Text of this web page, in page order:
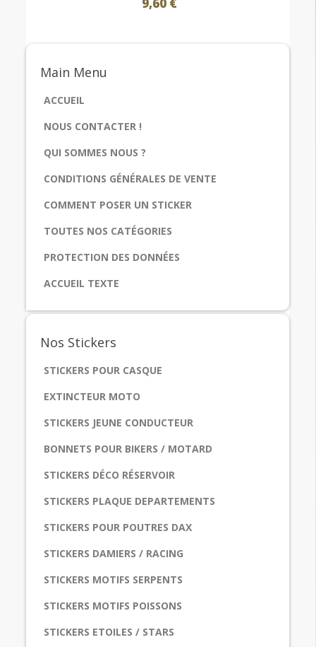
9,60 €
Main Menu
ACCUEIL
NOUS CONTACTER !
QUI SOMMES NOUS ?
CONDITIONS GÉNÉRALES DE VENTE
COMMENT POSER UN STICKER
TOUTES NOS CATÉGORIES
PROTECTION DES DONNÉES
ACCUEIL TEXTE
Nos Stickers
STICKERS POUR CASQUE
EXTINCTEUR MOTO
STICKERS JEUNE CONDUCTEUR
BONNETS POUR BIKERS / MOTARD
STICKERS DÉCO RÉSERVOIR
STICKERS PLAQUE DEPARTEMENTS
STICKERS POUR POUTRES DAX
STICKERS DAMIERS / RACING
STICKERS MOTIFS SERPENTS
STICKERS MOTIFS POISSONS
STICKERS ETOILES / STARS